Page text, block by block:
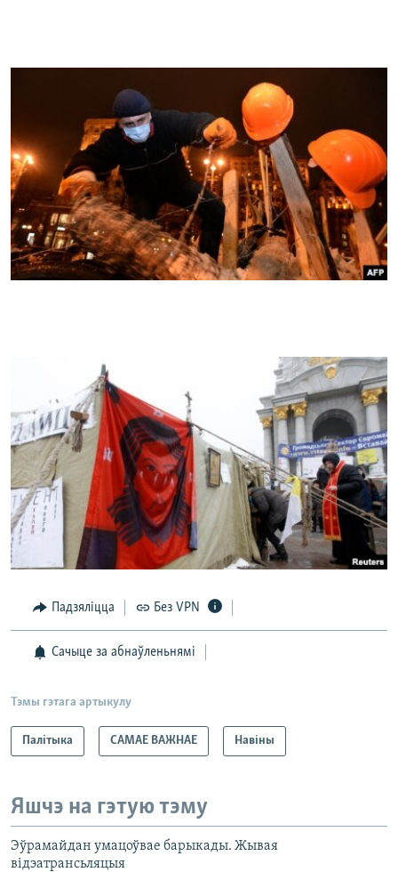
Падзяліцца Без VPN
Сачыце за абнаўленьнямі
Тэмы гэтага артыкулу
Палітыка САМАЕ ВАЖНАЕ Навіны
Яшчэ на гэтую тэму
Эўрамайдан умацоўвае барыкады. Жывая
відэатрансьляцыя